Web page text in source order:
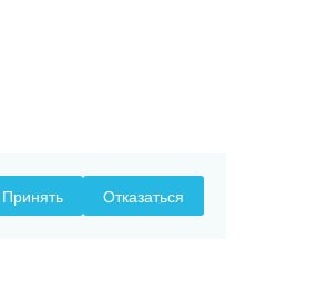
Принять Отказаться